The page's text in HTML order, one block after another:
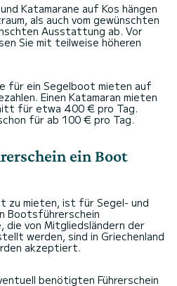
Katamarane auf Kos hängen
als auch vom gewünschten
Ausstattung ab. Vor
Sie mit teilweise höheren
für ein Segelboot mieten auf
Einen Katamaran mieten
für etwa 400 € pro Tag.
für ab 100 € pro Tag.
ein Boot
zu mieten, ist für Segel- und
Bootsführerschein
die von Mitgliedsländern der
werden, sind in Griechenland
akzeptiert.
benötigten Führerschein